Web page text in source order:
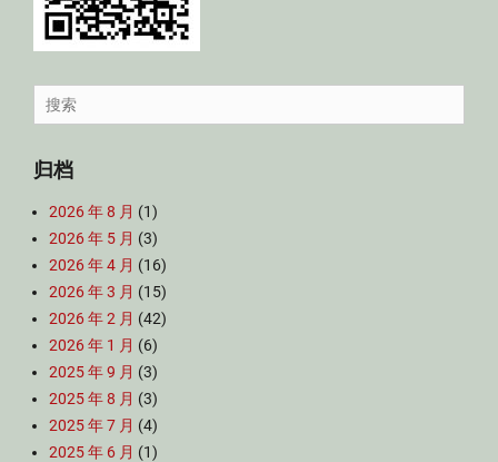
Search
for:
归档
2026 年 8 月 (1)
2026 年 5 月 (3)
2026 年 4 月 (16)
2026 年 3 月 (15)
2026 年 2 月 (42)
2026 年 1 月 (6)
2025 年 9 月 (3)
2025 年 8 月 (3)
2025 年 7 月 (4)
2025 年 6 月 (1)